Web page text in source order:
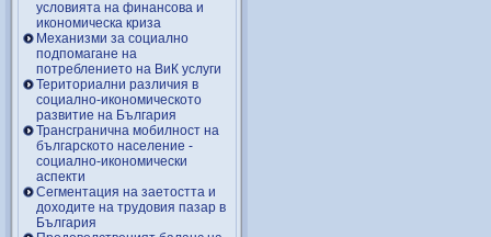
условията на финансова и
икономическа криза
Механизми за социално
подпомагане на
потреблението на ВиК услуги
Териториални различия в
социално-икономическото
развитие на България
Трансгранична мобилност на
българското население -
социално-икономически
аспекти
Сегментация на заетостта и
доходите на трудовия пазар в
България